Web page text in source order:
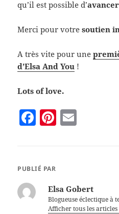
qu’il est possible d’
Merci pour votresoutien
A très vite pour une
d’Elsa And You !
Lots of love.
F
e
Pi
t
PUBLIÉ PAR
Elsa Gobert
Blogueuse éclectique à
Afficher tous les